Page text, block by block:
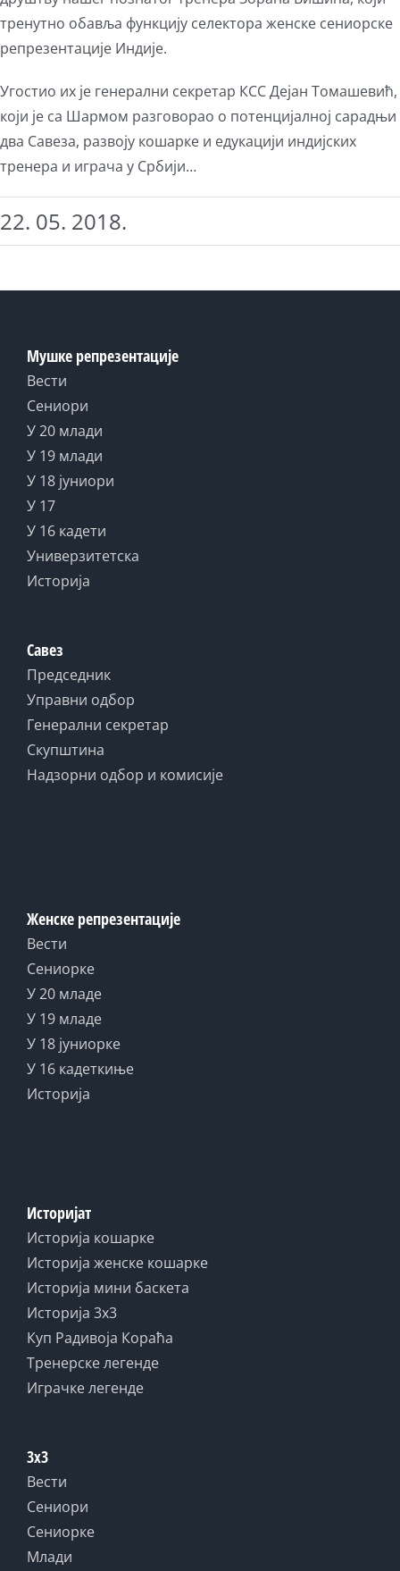
тренутно обавља функцију селектора женске сениорске
репрезентације Индије.
Угостио их је генерални секретар КСС Дејан Томашевић,
који је са Шармом разговорао о потенцијалној сарадњи
два Савеза, развоју кошарке и едукацији индијских
тренера и играча у Србији…
22. 05. 2018.
Мушке репрезентације
Вести
Сениори
У 20 млади
У 19 млади
У 18 јуниори
У 17
У 16 кадети
Универзитетска
Историја
Савез
Председник
Управни одбор
Генерални секретар
Скупштина
Надзорни одбор и комисије
Женске репрезентације
Вести
Сениорке
У 20 младе
У 19 младе
У 18 јуниорке
У 16 кадеткиње
Историја
Историјат
Историја кошарке
Историја женске кошарке
Историја мини баскета
Историја 3x3
Куп Радивоја Кораћа
Тренерске легенде
Играчке легенде
3x3
Вести
Сениори
Сениорке
Млади